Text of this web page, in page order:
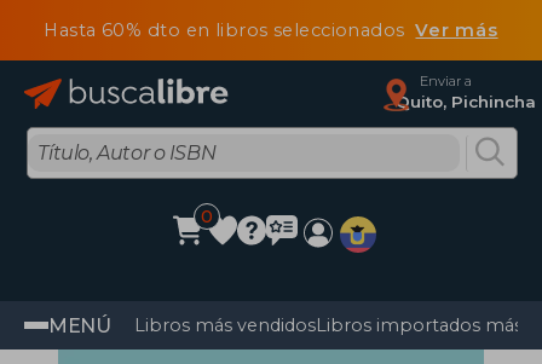
Hasta 60% dto en libros seleccionadosVer más
Enviar a
Quito, Pichincha
0
MENÚ Libros más vendidosLibros importados más